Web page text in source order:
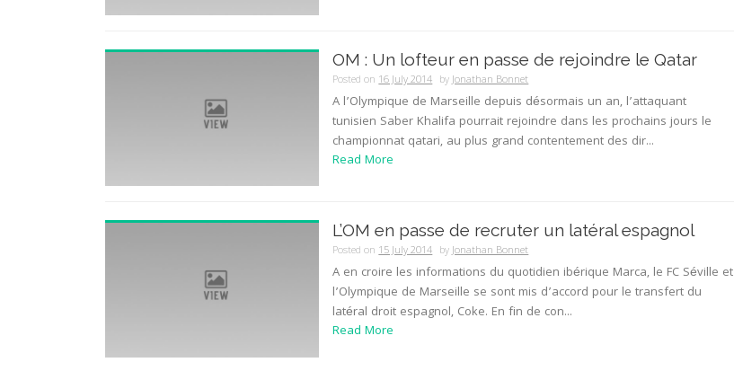
OM : Un lofteur en passe de rejoindre le Qatar
Posted on16 July 2014 byJonathan Bonnet
A l’Olympique de Marseille depuis désormais un an, l’attaquant
tunisien Saber Khalifa pourrait rejoindre dans les prochains jours le
championnat qatari, au plus grand contentement des dir...
Read More
L’OM en passe de recruter un latéral espagnol
Posted on15 July 2014 byJonathan Bonnet
A en croire les informations du quotidien ibérique Marca, le FC Séville et
l’Olympique de Marseille se sont mis d’accord pour le transfert du
latéral droit espagnol, Coke. En fin de con...
Read More